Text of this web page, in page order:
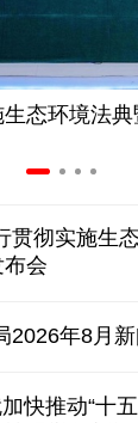
客服接入
国正稳步推
塞思因弹药
古巴加大
阿称驻巴大
态环境法
贯彻实施生
会
2026年8月
快推动“十